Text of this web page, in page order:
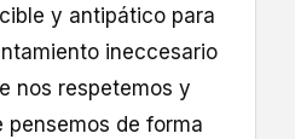
y antipático para
ineccesario
nos respetemos y
pensemos de forma